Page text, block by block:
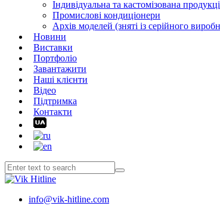
Індивідуальна та кастомізована
Промислові кондиціонери
Архів моделей (зняті із серійного
Новини
Виставки
Портфоліо
Завантажити
Наші клієнти
Відео
Підтримка
Контакти
info@vik-hitline.com